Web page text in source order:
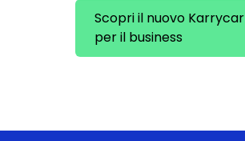
Scopri il nuovo Karrycar
per il business